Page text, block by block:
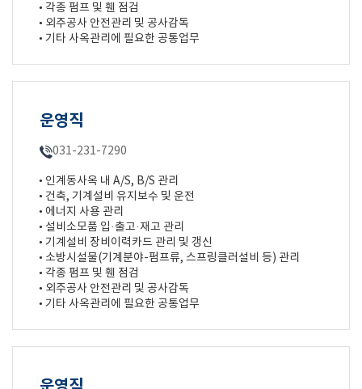
• 각종 펌프 및 휀 점검
• 외주공사 안전관리 및 공사감독
• 기타 사옥관리에 필요한 공통업무
운영직
031-231-7290
• 인계동사옥 내 A/S, B/S 관리
• 건축, 기계설비 유지보수 및 운전
• 에너지 사용 관리
• 설비소모품 입·출고·재고 관리
• 기계설비 장비이력카드 관리 및 갱신
• 소방시설물(기계분야-펌프류, 스프링클러설비 등) 관리
• 각종 펌프 및 휀 점검
• 외주공사 안전관리 및 공사감독
• 기타 사옥관리에 필요한 공통업무